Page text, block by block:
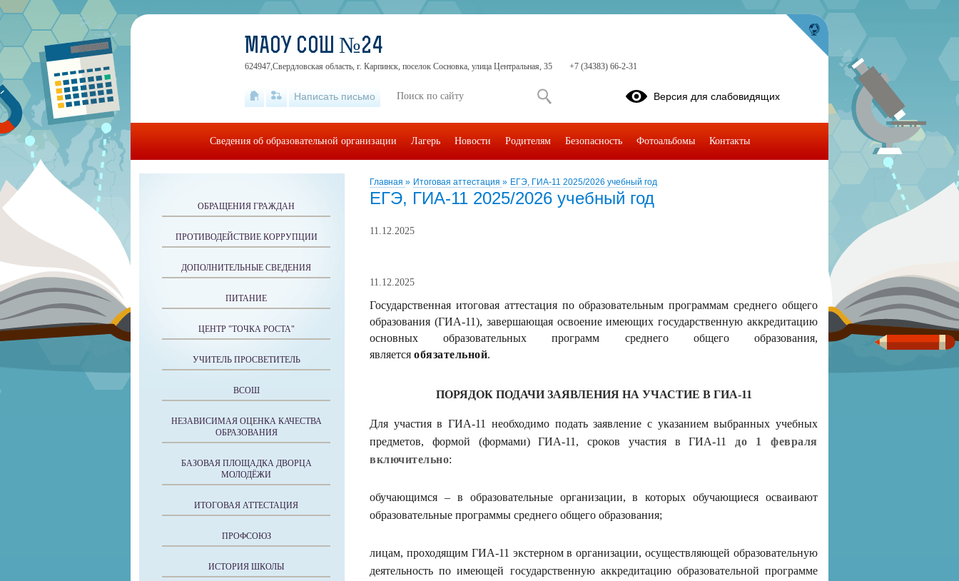
Главная » Итоговая аттестация » ЕГЭ, ГИА-11 2025/2026 учебный год
ЕГЭ, ГИА-11 2025/2026 учебный год
11.12.2025
11.12.2025
Государственная итоговая аттестация по образовательным программам среднего общего
образования (ГИА-11), завершающая освоение имеющих государственную аккредитацию
основных образовательных программ среднего общего образования,
является обязательной.
ПОРЯДОК ПОДАЧИ ЗАЯВЛЕНИЯ НА УЧАСТИЕ В ГИА-11
Для участия в ГИА-11 необходимо подать заявление с указанием выбранных учебных
предметов, формой (формами) ГИА-11, сроков участия в ГИА-11 до 1 февраля
включительно:
обучающимся – в образовательные организации, в которых обучающиеся осваивают
образовательные программы среднего общего образования;
лицам, проходящим ГИА-11 экстерном в организации, осуществляющей образовательную
деятельность по имеющей государственную аккредитацию образовательной программе
ОБРАЩЕНИЯ ГРАЖДАН
ПРОТИВОДЕЙСТВИЕ КОРРУПЦИИ
ДОПОЛНИТЕЛЬНЫЕ СВЕДЕНИЯ
ПИТАНИЕ
ЦЕНТР "ТОЧКА РОСТА"
УЧИТЕЛЬ ПРОСВЕТИТЕЛЬ
ВСОШ
НЕЗАВИСИМАЯ ОЦЕНКА КАЧЕСТВА
ОБРАЗОВАНИЯ
БАЗОВАЯ ПЛОЩАДКА ДВОРЦА
МОЛОДЁЖИ
ИТОГОВАЯ АТТЕСТАЦИЯ
ПРОФСОЮЗ
ИСТОРИЯ ШКОЛЫ
МАОУ СОШ №24
624947,Свердловская область, г. Карпинск, поселок Сосновка, улица Центральная, 35 +7 (34383) 66-2-31
Написать письмо Версия для слабовидящих
Сведения об образовательной организации Лагерь Новости Родителям Безопасность Фотоальбомы Контакты